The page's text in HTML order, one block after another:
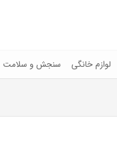
لوازم خانگی سنجش و سلامت